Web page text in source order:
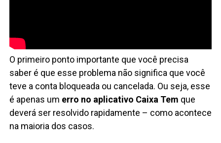
O primeiro ponto importante que você precisa
saber é que esse problema não significa que você
teve a conta bloqueada ou cancelada. Ou seja, esse
é apenas um erro no aplicativo Caixa Tem que
deverá ser resolvido rapidamente – como acontece
na maioria dos casos.